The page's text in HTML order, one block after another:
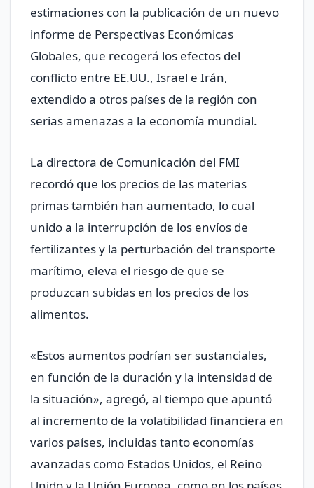
estimaciones con la publicación de un nuevo
informe de Perspectivas Económicas
Globales, que recogerá los efectos del
conflicto entre EE.UU., Israel e Irán,
extendido a otros países de la región con
serias amenazas a la economía mundial.
La directora de Comunicación del FMI
recordó que los precios de las materias
primas también han aumentado, lo cual
unido a la interrupción de los envíos de
fertilizantes y la perturbación del transporte
marítimo, eleva el riesgo de que se
produzcan subidas en los precios de los
alimentos.
«Estos aumentos podrían ser sustanciales,
en función de la duración y la intensidad de
la situación», agregó, al tiempo que apuntó
al incremento de la volatibilidad financiera en
varios países, incluidas tanto economías
avanzadas como Estados Unidos, el Reino